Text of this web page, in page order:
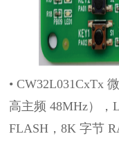
• CW32L031CxTx
高主频 48MHz），
FLASH，8K 字节